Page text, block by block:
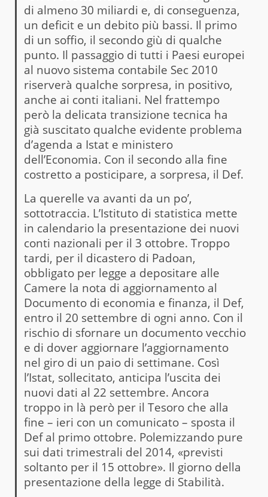
di almeno 30 miliardi e, di conseguenza,
un deficit e un debito più bassi. Il primo
di un soffio, il secondo giù di qualche
punto. Il passaggio di tutti i Paesi europei
al nuovo sistema contabile Sec 2010
riserverà qualche sorpresa, in positivo,
anche ai conti italiani. Nel frattempo
però la delicata transizione tecnica ha
già suscitato qualche evidente problema
d’agenda a Istat e ministero
dell’Economia. Con il secondo alla fine
costretto a posticipare, a sorpresa, il Def.
La querelle va avanti da un po’,
sottotraccia. L’Istituto di statistica mette
in calendario la presentazione dei nuovi
conti nazionali per il 3 ottobre. Troppo
tardi, per il dicastero di Padoan,
obbligato per legge a depositare alle
Camere la nota di aggiornamento al
Documento di economia e finanza, il Def,
entro il 20 settembre di ogni anno. Con il
rischio di sfornare un documento vecchio
e di dover aggiornare l’aggiornamento
nel giro di un paio di settimane. Così
l’Istat, sollecitato, anticipa l’uscita dei
nuovi dati al 22 settembre. Ancora
troppo in là però per il Tesoro che alla
fine – ieri con un comunicato – sposta il
Def al primo ottobre. Polemizzando pure
sui dati trimestrali del 2014, «previsti
soltanto per il 15 ottobre». Il giorno della
presentazione della legge di Stabilità.